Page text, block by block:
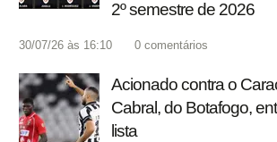
2º semestre de 2026
30/07/26 às 16:10 0 comentários
Acionado contra o
Cabral, do Botafogo,
lista